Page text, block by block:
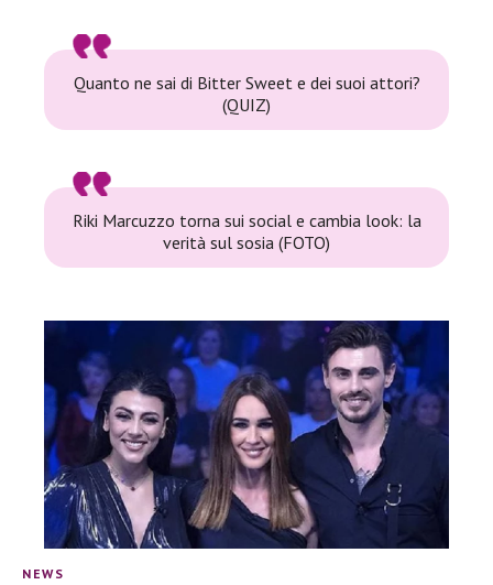
Quanto ne sai di Bitter Sweet e dei suoi attori?
(QUIZ)
Riki Marcuzzo torna sui social e cambia look: la
verità sul sosia (FOTO)
NEWS